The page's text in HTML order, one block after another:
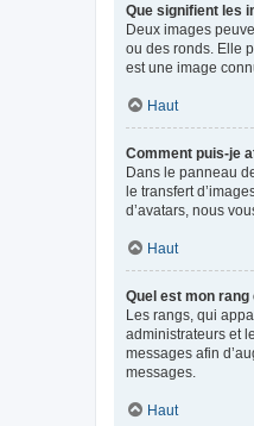
Que signifient les
Deux images
ou des ronds. Elle
est une image
Haut
Comment puis-je
Dans le panneau
le transfert
d’avatars, nous
Haut
Quel est mon
Les rangs, qui
administrateurs et
messages afin
messages.
Haut